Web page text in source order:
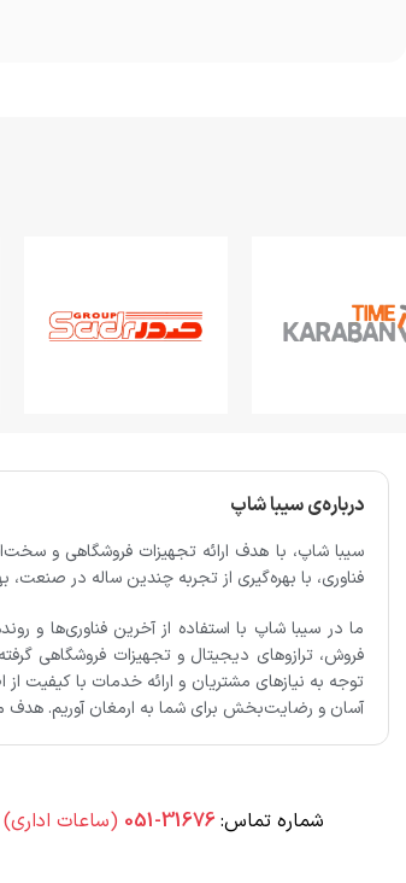
درباره‌ی سیبا شاپ
سیبا شاپ، با هدف ارائه تجهیزات فروشگاهی و
فناوری، با بهره‌گیری از تجربه چندین ساله در صنعت،
ما در سیبا شاپ با استفاده از آخرین فناوری‌ها و
فروش، ترازوهای دیجیتال و تجهیزات فروشگاهی
توجه به نیازهای مشتریان و ارائه خدمات با
آسان و رضایت‌بخش برای شما به ارمغان آوریم. هدف
شماره تماس: (ساعات اداری)